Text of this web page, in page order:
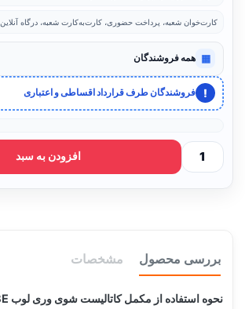
کارت‌خوان شعبه، پرداخت حضوری، کارت‌به‌کارت شعبه، درگاه آنلاین
▦ همه فروشندگان
! فروشندگان طرف قرارداد اقساطی و اعتباری
افزودن به سبد
بررسی محصول مشخصات
نحوه استفاده از مکمل کاتالیست شوی وری لوب VERY LUBE اصلی